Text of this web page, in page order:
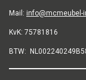
Mail: info@mcmeubel-
KvK: 75781816
BTW: